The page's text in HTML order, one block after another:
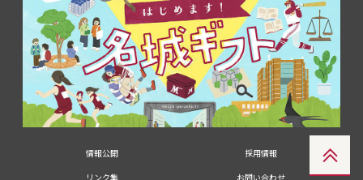
情報公開
採用情報
リンク集
お問い合わせ